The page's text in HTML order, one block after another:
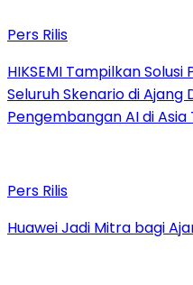
Pers Rilis
HIKSEMI Tampilkan
Seluruh Skenario di Ajang
Pengembangan AI di
Pers Rilis
Huawei Jadi Mitra bagi